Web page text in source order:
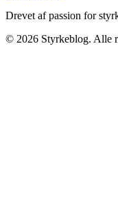
Drevet af passion for
© 2026 Styrkeblog. Alle